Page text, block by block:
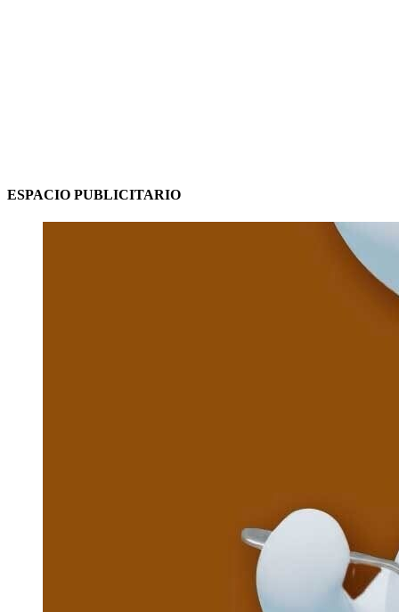
ESPACIO PUBLICITARIO